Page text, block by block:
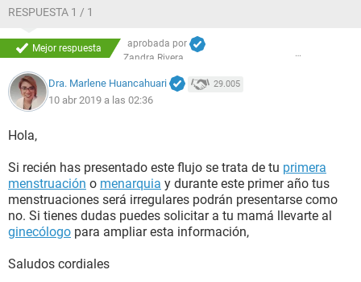
RESPUESTA 1 / 1
Mejor respuesta
aprobada por
Zandra Rivera
Dra. Marlene Huancahuari 29.005
10 abr 2019 a las 02:36
Hola,
Si recién has presentado este flujo se trata de tu primera
menstruación o menarquia y durante este primer año tus
menstruaciones será irregulares podrán presentarse como
no. Si tienes dudas puedes solicitar a tu mamá llevarte al
ginecólogo para ampliar esta información,
Saludos cordiales